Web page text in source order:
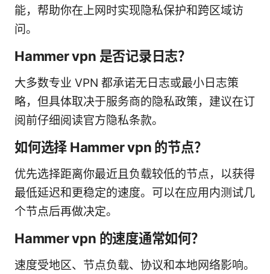
能，帮助你在上网时实现隐私保护和跨区域访
问。
Hammer vpn 是否记录日志？
大多数专业 VPN 都承诺无日志或最小日志策
略，但具体取决于服务商的隐私政策，建议在订
阅前仔细阅读官方隐私条款。
如何选择 Hammer vpn 的节点？
优先选择距离你最近且负载较低的节点，以获得
最低延迟和更稳定的速度。可以在应用内测试几
个节点后再做决定。
Hammer vpn 的速度通常如何？
速度受地区、节点负载、协议和本地网络影响。